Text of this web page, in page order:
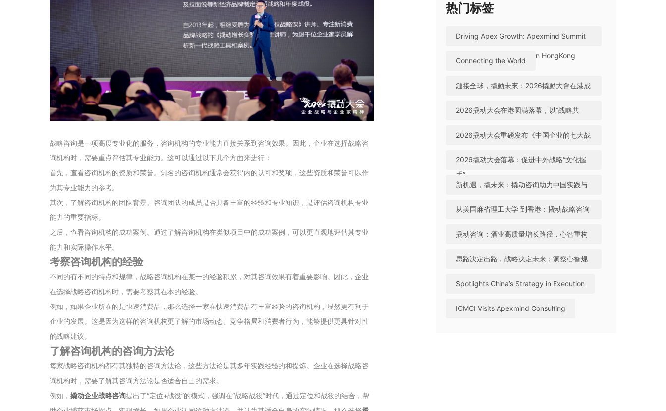
战略咨询是一项高度专业化的服务，咨询机构的专业能力直接关系到咨询效果。因此，企业在选择战略咨
询机构时，需要重点评估其专业能力。这可以通过以下几个方面来进行：
首先，查看咨询机构的资质和荣誉。知名的咨询机构通常会获得内的认可和奖项，这些资质和荣誉可以作
为其专业能力的参考。
其次，了解咨询机构的团队背景。咨询团队的成员是否具备丰富的经验和专业知识，是评估咨询机构专业
能力的重要指标。
之后，查看咨询机构的成功案例。通过了解咨询机构在类似项目中的成功案例，可以更直观地评估其专业
能力和实际操作水平。
考察咨询机构的经验
不同的有不同的特点和规律，战略咨询机构在某一的经验积累，对其咨询效果有着重要影响。因此，企业
在选择战略咨询机构时，需要考察其在本的经验。
例如，如果企业所在的是快速消费品，那么选择一家在快速消费品有丰富经验的咨询机构，显然更有利于
企业的发展。这是因为这样的咨询机构更了解的市场动态、竞争格局和消费者行为，能够提供更具针对性
的战略建议。
了解咨询机构的咨询方法论
每家战略咨询机构都有其独特的咨询方法论，这些方法论是其多年实践经验的和提炼。企业在选择战略咨
询机构时，需要了解其咨询方法论是否适合自己的需求。
例如， 撬动企业战略咨询提出了“定位+战役”的模式，强调在“战略战役”时代，通过定位和战役的结合，帮
热门标签
Driving Apex Growth: Apexmind Summit
2026 Successfully Held in HongKong
Connecting the World
鏈接全球，撬動未來：2026撬動大會在港成
功舉辦
2026撬动大会在港圆满落幕，以“战略共
生”引领中国咨询迈向全球高地
2026撬动大会重磅发布《中国企业的七大战
略机遇》，助力中国实践与世界视野“文化握
手”
2026撬动大会落幕：促进中外战略“文化握
手”，共建全球咨询生态
新机遇，撬未来：撬动咨询助力中国实践与
世界视野“文化握手”
从美国麻省理工大学 到香港：撬动战略咨询
引领中国咨询站上全球行业高地
撬动咨询：酒业高质量增长路径，心智重构
成破局关键
思路决定出路，战略决定未来；洞察心智规
Spotlights China’s Strategy in Execution
ICMCI Visits Apexmind Consulting